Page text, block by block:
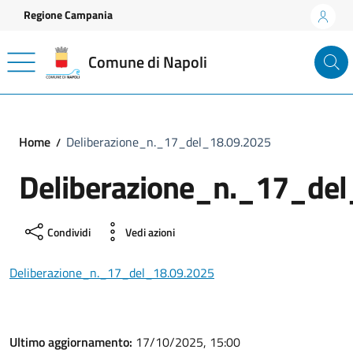
Vai ai contenuti
Vai al footer
Regione Campania
Comune di Napoli
Home Deliberazione_n._17_del_18.09.2025
Condividi Vedi azioni
Deliberazione_n._17_del_18.09.2025
Ultimo aggiornamento: 17/10/2025, 15:00